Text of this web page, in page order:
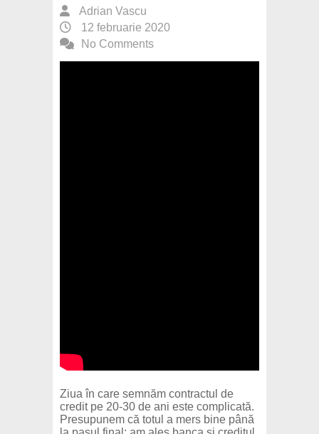
Adrian Vascu
12 februarie 2020
No Comments
Ziua în care semnăm contractul de
credit pe 20-30 de ani este complicată.
Presupunem că totul a mers bine până